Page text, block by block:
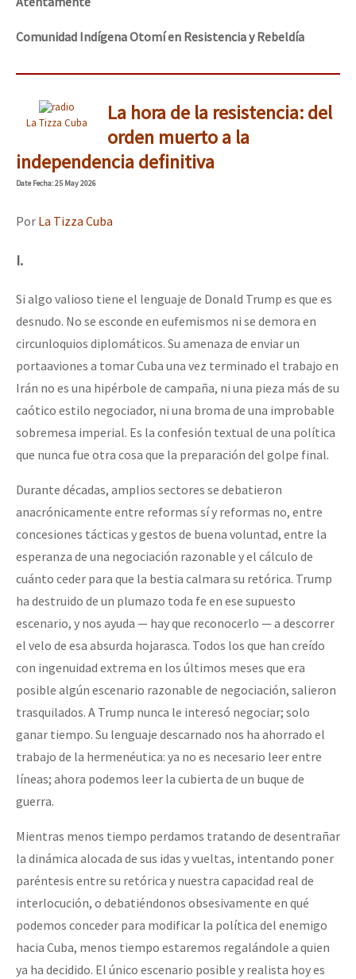
Comunidad Indígena Otomí en Resistencia y Rebeldía
La Tizza Cuba
La hora de la resistencia: del
orden muerto a la
independencia definitiva
DateFecha: 25 May 2026
Por La Tizza Cuba
I.
Si algo valioso tiene el lenguaje de Donald Trump es que es
desnudo. No se esconde en eufemismos ni se demora en
circunloquios diplomáticos. Su amenaza de enviar un
portaaviones a tomar Cuba una vez terminado el trabajo en
Irán no es una hipérbole de campaña, ni una pieza más de su
caótico estilo negociador, ni una broma de una improbable
sobremesa imperial. Es la confesión textual de una política
que nunca fue otra cosa que la preparación del golpe final.
Durante décadas, amplios sectores se debatieron
anacrónicamente entre reformas sí y reformas no, entre
concesiones tácticas y gestos de buena voluntad, entre la
esperanza de una negociación razonable y el cálculo de
cuánto ceder para que la bestia calmara su retórica. Trump
ha destruido de un plumazo toda fe en ese supuesto
escenario, y nos ayuda — hay que reconocerlo — a descorrer
el velo de esa absurda hojarasca. Todos los que han creído
con ingenuidad extrema en los últimos meses que era
posible algún escenario razonable de negociación, salieron
trasquilados. A Trump nunca le interesó negociar; solo
ganar tiempo. Su lenguaje descarnado nos ha ahorrado el
trabajo de la hermenéutica: ya no es necesario leer entre
líneas; ahora podemos leer la cubierta de un buque de
guerra.
Mientras menos tiempo perdamos tratando de desentrañar
la dinámica alocada de sus idas y vueltas, intentando poner
paréntesis entre su retórica y nuestra capacidad real de
interlocución, o debatiéndonos obsesivamente en qué
podemos conceder para modificar la política del enemigo
hacia Cuba, menos tiempo estaremos regalándole a quien
ya ha decidido. El único escenario posible y realista hoy es